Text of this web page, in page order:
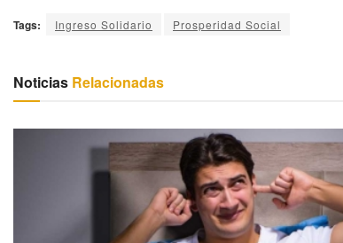
Tags: Ingreso Solidario Prosperidad Social
Noticias Relacionadas